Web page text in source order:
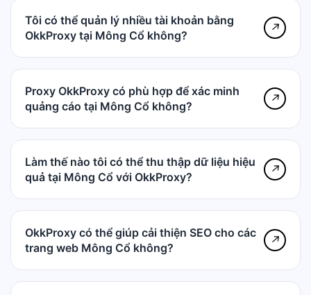
Tôi có thể quản lý nhiều tài khoản bằng
OkkProxy tại Mông Cổ không?
↗
Proxy OkkProxy có phù hợp để xác minh
quảng cáo tại Mông Cổ không?
↗
Làm thế nào tôi có thể thu thập dữ liệu hiệu
quả tại Mông Cổ với OkkProxy?
↗
OkkProxy có thể giúp cải thiện SEO cho các
trang web Mông Cổ không?
↗